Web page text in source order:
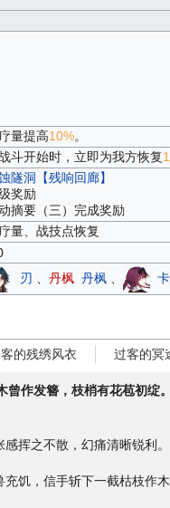
量提高10%。
斗开始时，立即为我方恢复
隧洞【残响回廊】
奖励
摘要（三）完成奖励
量、战技点恢复
刃 丹枫 丹枫、
的残绣风衣 过客的冥
曾作发簪，枝梢有花苞初绽
挥之不散，幻痛清晰锐利
饥，信手斩下一截枯枝作木